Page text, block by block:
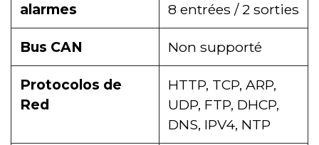
alarmes 8 entrées / 2 sorties
Bus CAN Non supporté
Protocolos de
Red
HTTP, TCP, ARP,
UDP, FTP, DHCP,
DNS, IPV4, NTP